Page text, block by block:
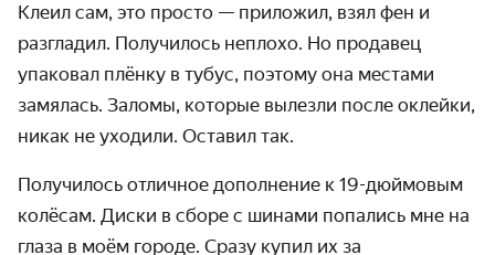
Клеил сам, это просто — приложил, взял фен и
разгладил. Получилось неплохо. Но продавец
упаковал плёнку в тубус, поэтому она местами
замялась. Заломы, которые вылезли после оклейки,
никак не уходили. Оставил так.
Получилось отличное дополнение к 19-дюймовым
колёсам. Диски в сборе с шинами попались мне на
глаза в моём городе. Сразу купил их за